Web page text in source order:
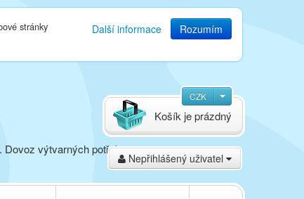
Další informace Rozumím
stránky
CZK
Nepřihlášený uživatel
Košík je prázdný
Dovoz výtvarných potřeb,